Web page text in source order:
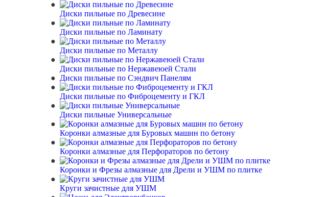
Диски пильные по Древесине
Диски пильные по Ламинату
Диски пильные по Металлу
Диски пильные по Нержавеюей Стали
Диски пильные по Сэндвич Панелям
Диски пильные по Фиброцементу и ГКЛ
Диски пильные Универсальные
Коронки алмазные для Буровых машин по бетону
Коронки алмазные для Перфораторов по бетону
Коронки и Фрезы алмазные для Дрели и УШМ по плитке
Круги зачистные для УШМ